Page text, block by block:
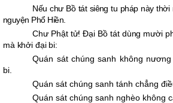
Nếu chư Bồ tát siêng tu pháp này
nguyện Phổ Hiền.
Chư Phật tử! Ðại Bồ tát dùng mười
mà khởi đại bi:
Quán sát chúng sanh không
bi.
Quán sát chúng sanh tánh chẳng
Quán sát chúng sanh nghèo không